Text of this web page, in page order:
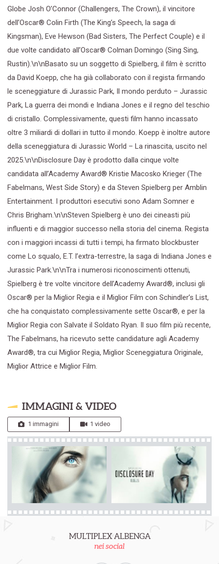
Globe Josh O’Connor (Challengers, The Crown), il vincitore
dell’Oscar® Colin Firth (The King’s Speech, la saga di
Kingsman), Eve Hewson (Bad Sisters, The Perfect Couple) e il
due volte candidato all’Oscar® Colman Domingo (Sing Sing,
Rustin).\n\nBasato su un soggetto di Spielberg, il film è scritto
da David Koepp, che ha già collaborato con il regista firmando
le sceneggiature di Jurassic Park, Il mondo perduto – Jurassic
Park, La guerra dei mondi e Indiana Jones e il regno del teschio
di cristallo. Complessivamente, questi film hanno incassato
oltre 3 miliardi di dollari in tutto il mondo. Koepp è inoltre autore
della sceneggiatura di Jurassic World – La rinascita, uscito nel
2025.\n\nDisclosure Day è prodotto dalla cinque volte
candidata all’Academy Award® Kristie Macosko Krieger (The
Fabelmans, West Side Story) e da Steven Spielberg per Amblin
Entertainment. I produttori esecutivi sono Adam Somner e
Chris Brigham.\n\nSteven Spielberg è uno dei cineasti più
influenti e di maggior successo nella storia del cinema. Regista
con i maggiori incassi di tutti i tempi, ha firmato blockbuster
come Lo squalo, E.T. l’extra-terrestre, la saga di Indiana Jones e
Jurassic Park.\n\nTra i numerosi riconoscimenti ottenuti,
Spielberg è tre volte vincitore dell’Academy Award®, inclusi gli
Oscar® per la Miglior Regia e il Miglior Film con Schindler’s List,
che ha conquistato complessivamente sette Oscar®, e per la
Miglior Regia con Salvate il Soldato Ryan. Il suo film più recente,
The Fabelmans, ha ricevuto sette candidature agli Academy
Award®, tra cui Miglior Regia, Miglior Sceneggiatura Originale,
Miglior Attrice e Miglior Film.
IMMAGINI & VIDEO
1 immagini 1 video
MULTIPLEX ALBENGA
nei social